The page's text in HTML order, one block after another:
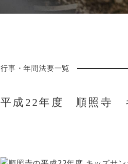
行事・年間法要一覧
平成22年度 順照寺